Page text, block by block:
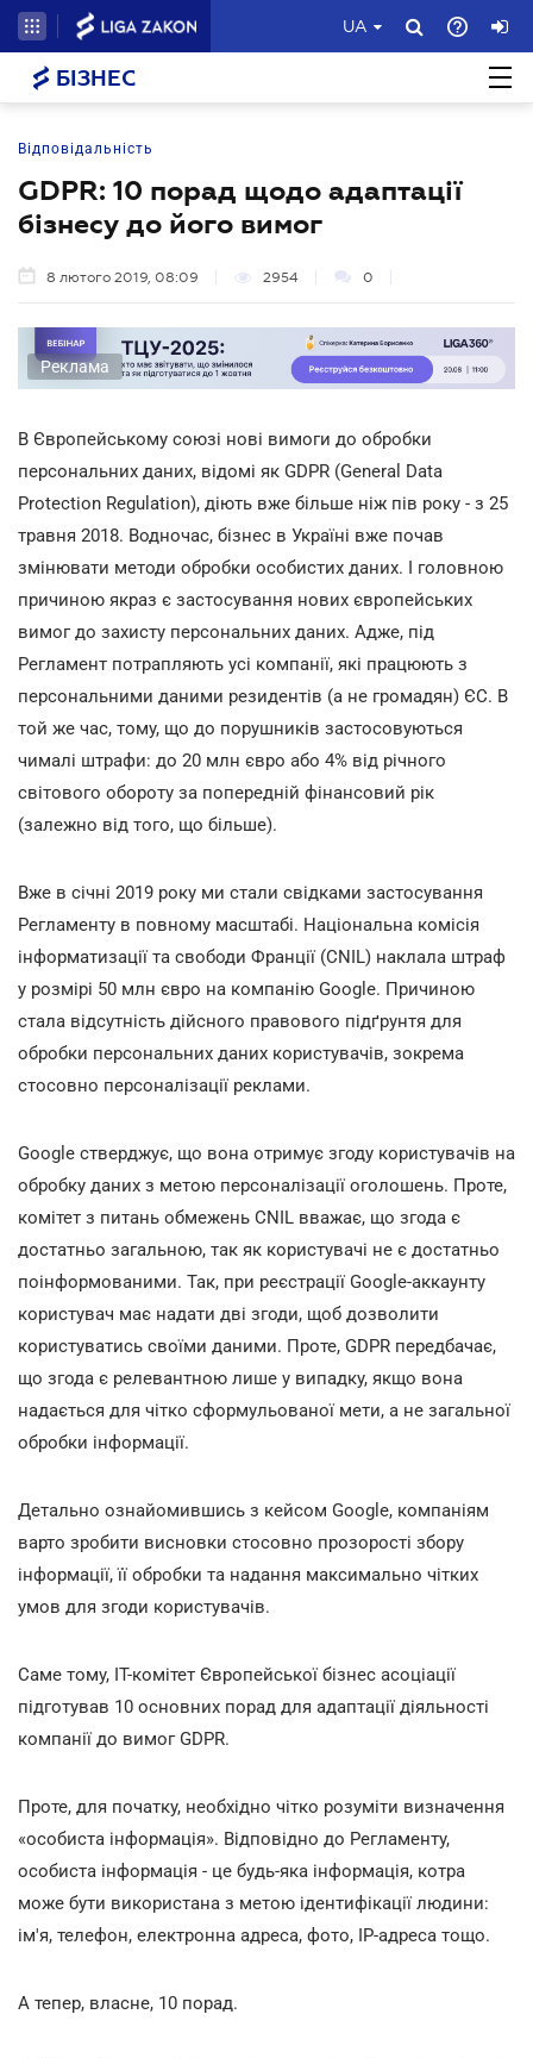
UA
БІЗНЕС
Відповідальність
GDPR: 10 порад щодо адаптації
бізнесу до його вимог
8 лютого 2019, 08:09 2954 0
Реклама
В Європейському союзі нові вимоги до обробки
персональних даних, відомі як GDPR (General Data
Protection Regulation), діють вже більше ніж пів року - з 25
травня 2018. Водночас, бізнес в Україні вже почав
змінювати методи обробки особистих даних. І головною
причиною якраз є застосування нових європейських
вимог до захисту персональних даних. Адже, під
Регламент потрапляють усі компанії, які працюють з
персональними даними резидентів (а не громадян) ЄС. В
той же час, тому, що до порушників застосовуються
чималі штрафи: до 20 млн євро або 4% від річного
світового обороту за попередній фінансовий рік
(залежно від того, що більше).
Вже в січні 2019 року ми стали свідками застосування
Регламенту в повному масштабі. Національна комісія
інформатизації та свободи Франції (CNIL) наклала штраф
у розмірі 50 млн євро на компанію Google. Причиною
стала відсутність дійсного правового підґрунтя для
обробки персональних даних користувачів, зокрема
стосовно персоналізації реклами.
Google стверджує, що вона отримує згоду користувачів на
обробку даних з метою персоналізації оголошень. Проте,
комітет з питань обмежень CNIL вважає, що згода є
достатньо загальною, так як користувачі не є достатньо
поінформованими. Так, при реєстрації Google-аккаунту
користувач має надати дві згоди, щоб дозволити
користуватись своїми даними. Проте, GDPR передбачає,
що згода є релевантною лише у випадку, якщо вона
надається для чітко сформульованої мети, а не загальної
обробки інформації.
Детально ознайомившись з кейсом Google, компаніям
варто зробити висновки стосовно прозорості збору
інформації, її обробки та надання максимально чітких
умов для згоди користувачів.
Саме тому, IT-комітет Європейської бізнес асоціації
підготував 10 основних порад для адаптації діяльності
компанії до вимог GDPR.
Проте, для початку, необхідно чітко розуміти визначення
«особиста інформація». Відповідно до Регламенту,
особиста інформація - це будь-яка інформація, котра
може бути використана з метою ідентифікації людини:
ім'я, телефон, електронна адреса, фото, ІР-адреса тощо.
А тепер, власне, 10 порад.